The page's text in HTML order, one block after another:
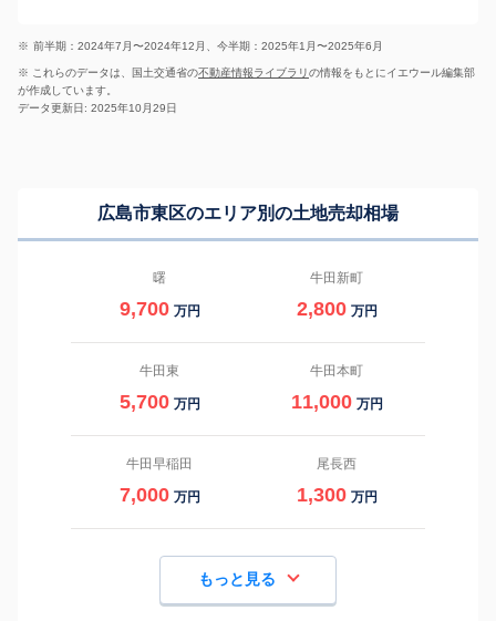
※ 前半期：2024年7月〜2024年12月、今半期：2025年1月〜2025年6月
※ これらのデータは、国土交通省の不動産情報ライブラリの情報をもとにイエウール編集部
が作成しています。
データ更新日: 2025年10月29日
広島市東区のエリア別の土地売却相場
曙
9,700 万円
牛田新町
2,800 万円
牛田東
5,700 万円
牛田本町
11,000 万円
牛田早稲田
7,000 万円
尾長西
1,300 万円
もっと見る